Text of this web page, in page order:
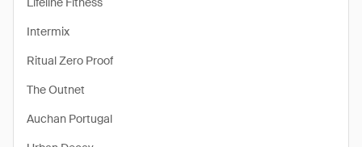
Intermix
Ritual Zero Proof
The Outnet
Auchan Portugal